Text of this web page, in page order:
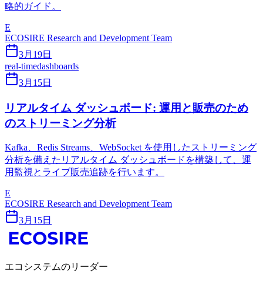
略的ガイド。
E
ECOSIRE Research and Development Team
3月19日
real-timedashboards
3月15日
リアルタイム ダッシュボード: 運用と販売のため
のストリーミング分析
Kafka、Redis Streams、WebSocket を使用したスト​​リーミング
分析を備えたリアルタイム ダッシュボードを構築して、運
用監視とライブ販売追跡を行います。
E
ECOSIRE Research and Development Team
3月15日
エコシステムのリーダー